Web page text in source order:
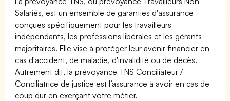
Salariés, est un ensemble de garanties d'assurance
conçues spécifiquement pour les travailleurs
indépendants, les professions libérales et les gérants
majoritaires. Elle vise à protéger leur avenir financier en
cas d'accident, de maladie, d'invalidité ou de décès.
Autrement dit, la prévoyance TNS Conciliateur /
Conciliatrice de justice est l’assurance à avoir en cas de
coup dur en exerçant votre métier.